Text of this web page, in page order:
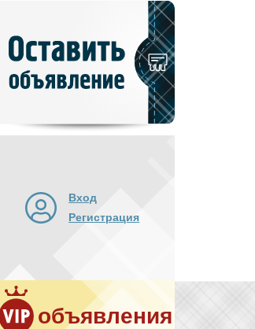
объявление
Вход
Регистрация
объявления